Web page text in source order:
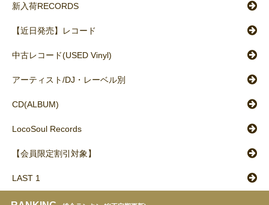
新入荷RECORDS
【近日発売】レコード
中古レコード(USED Vinyl)
アーティスト/DJ・レーベル別
CD(ALBUM)
LocoSoul Records
【会員限定割引対象】
LAST 1